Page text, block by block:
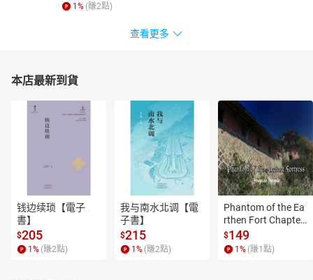
1% (賺2點)
查看更多
本店最新到貨
钱边续琐【電子
書】
$205
1 % (賺2點)
我与南水北调【電
子書】
$215
1 % (賺2點)
Phantom of the Ea
rthen Fort Chapter
4【有聲書】
$149
1 % (賺1 點)